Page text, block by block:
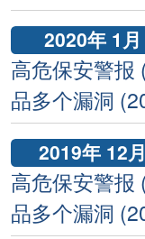
2020年 1
高危保安警报
品多个漏洞
2019年 12
高危保安警报
品多个漏洞